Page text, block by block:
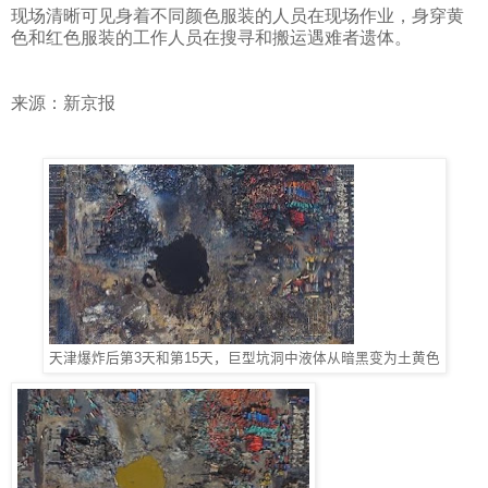
现场清晰可见身着不同颜色服装的人员在现场作业，身穿黄
色和红色服装的工作人员在搜寻和搬运遇难者遗体。
来源：新京报
天津爆炸后第3天和第15天，巨型坑洞中液体从暗黑变为土黄色